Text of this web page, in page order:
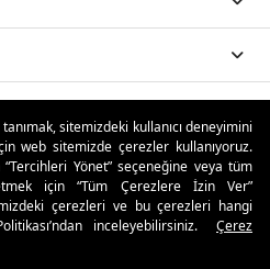
sitemizdeki kullanıcı deneyimini
web sitemizde çerezler kullanıyoruz.
Yönet” seçeneğine veya tüm
için “Tüm Çerezlere İzin Ver”
çerezleri ve bu çerezleri hangi
inceleyebilirsiniz.
Çerez